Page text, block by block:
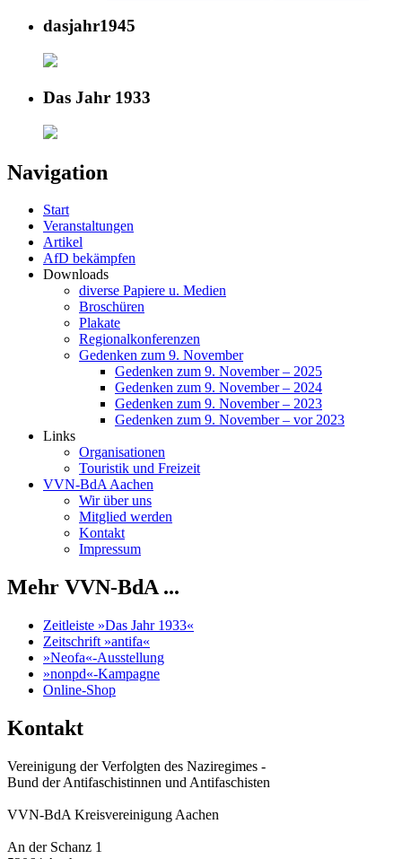
dasjahr1945
Das Jahr 1933
Navigation
Start
Veranstaltungen
Artikel
AfD bekämpfen
Downloads
diverse Papiere u. Medien
Broschüren
Plakate
Regionalkonferenzen
Gedenken zum 9. November
Gedenken zum 9. November – 2025
Gedenken zum 9. November – 2024
Gedenken zum 9. November – 2023
Gedenken zum 9. November – vor 2023
Links
Organisationen
Touristik und Freizeit
VVN-BdA Aachen
Wir über uns
Mitglied werden
Kontakt
Impressum
Mehr VVN-BdA ...
Zeitleiste »Das Jahr 1933«
Zeitschrift »antifa«
»Neofa«-Ausstellung
»nonpd«-Kampagne
Online-Shop
Kontakt
Vereinigung der Verfolgten des Naziregimes -
Bund der Antifaschistinnen und Antifaschisten
VVN-BdA Kreisvereinigung Aachen
An der Schanz 1